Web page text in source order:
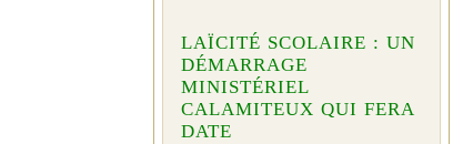
LAÏCITÉ SCOLAIRE : UN
DÉMARRAGE
MINISTÉRIEL
CALAMITEUX QUI FERA
DATE